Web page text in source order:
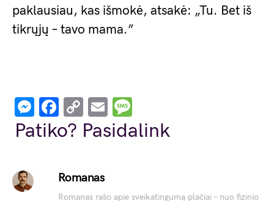
paklausiau, kas išmokė, atsakė: „Tu. Bet iš
tikrųjų – tavo mama.”
Messenger
Facebook
Copy
Link
Email
Patiko? Pasidalink
Romanas
Romanas rašo apie sveikatingumą plačiai – nuo fizinio